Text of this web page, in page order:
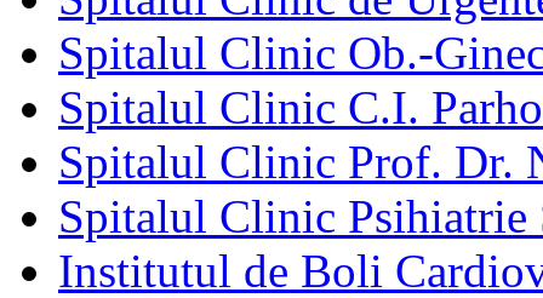
Spitalul Clinic Ob.-
Spitalul Clinic C.I.
Spitalul Clinic Prof. Dr.
Spitalul Clinic Psihiatrie
Institutul de Boli